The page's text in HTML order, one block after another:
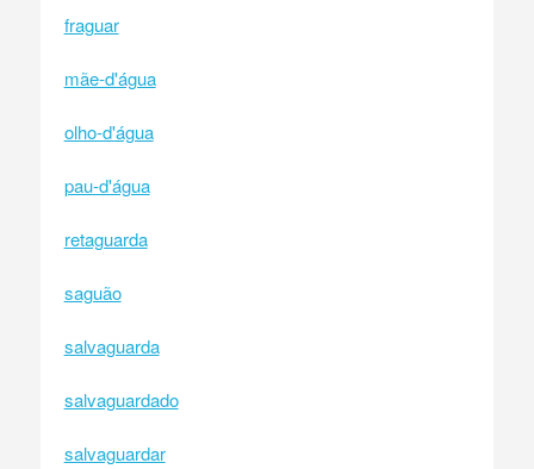
fraguar
mãe-d'água
olho-d'água
pau-d'água
retaguarda
saguão
salvaguarda
salvaguardado
salvaguardar